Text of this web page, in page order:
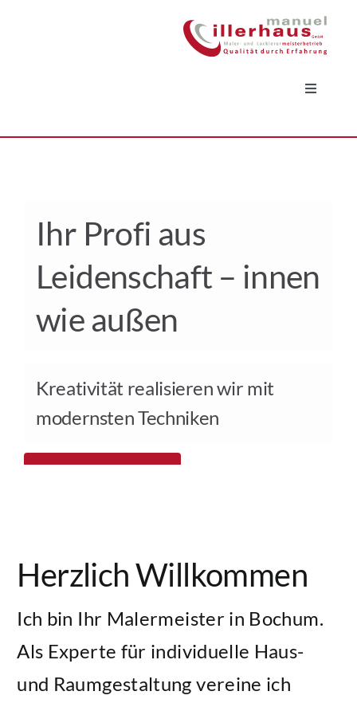
Toggle
Über uns
Service
Ihr Profi aus
Leidenschaft – innen
wie außen
Kreativität realisieren wir mit
modernsten Techniken
Herzlich Willkommen
Ich bin Ihr Malermeister in Bochum.
Als Experte für individuelle Haus-
und Raumgestaltung vereine ich